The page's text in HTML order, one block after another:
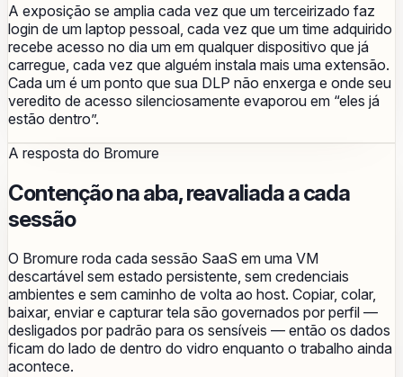
A exposição se amplia cada vez que um terceirizado faz
login de um laptop pessoal, cada vez que um time adquirido
recebe acesso no dia um em qualquer dispositivo que já
carregue, cada vez que alguém instala mais uma extensão.
Cada um é um ponto que sua DLP não enxerga e onde seu
veredito de acesso silenciosamente evaporou em “eles já
estão dentro”.
A resposta do Bromure
Contenção na aba, reavaliada a cada
sessão
O Bromure roda cada sessão SaaS em uma VM
descartável sem estado persistente, sem credenciais
ambientes e sem caminho de volta ao host. Copiar, colar,
baixar, enviar e capturar tela são governados por perfil —
desligados por padrão para os sensíveis — então os dados
ficam do lado de dentro do vidro enquanto o trabalho ainda
acontece.